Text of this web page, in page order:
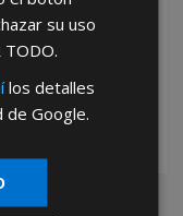
y empresas minoristas y
su uso
TODO.
los detalles
de Google.